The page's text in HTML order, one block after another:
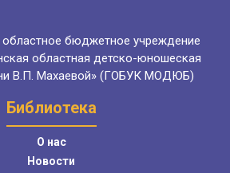
областное бюджетное учреждение
областная детско-юношеская
В.П. Махаевой» (ГОБУК МОДЮБ)
Библиотека
О нас
Новости